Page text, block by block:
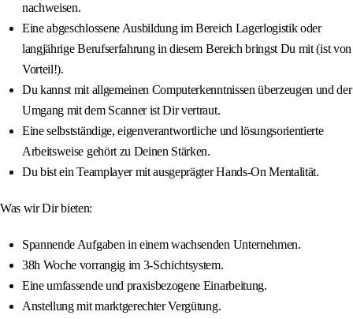
nachweisen.
Eine abgeschlossene Ausbildung im Bereich Lagerlogistik oder
langjährige Berufserfahrung in diesem Bereich bringst Du mit (ist von
Vorteil!).
Du kannst mit allgemeinen Computerkenntnissen überzeugen und der
Umgang mit dem Scanner ist Dir vertraut.
Eine selbstständige, eigenverantwortliche und lösungsorientierte
Arbeitsweise gehört zu Deinen Stärken.
Du bist ein Teamplayer mit ausgeprägter Hands-On Mentalität.
Was wir Dir bieten:
Spannende Aufgaben in einem wachsenden Unternehmen.
38h Woche vorrangig im 3-Schichtsystem.
Eine umfassende und praxisbezogene Einarbeitung.
Anstellung mit marktgerechter Vergütung.